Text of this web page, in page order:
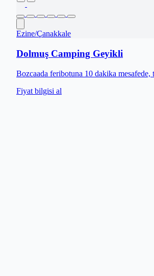
Ezine/Çanakkale
Dolmuş Camping Geyikli
Bozcaada feribotuna 10 dakika
Fiyat bilgisi al